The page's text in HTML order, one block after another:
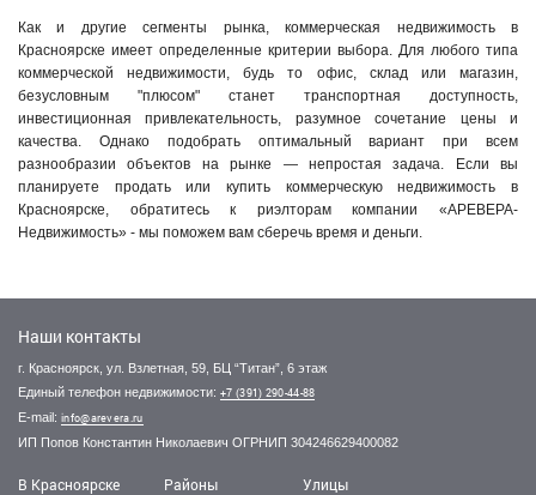
Как и другие сегменты рынка, коммерческая недвижимость в
Красноярске имеет определенные критерии выбора. Для любого типа
коммерческой недвижимости, будь то офис, склад или магазин,
безусловным "плюсом" станет транспортная доступность,
инвестиционная привлекательность, разумное сочетание цены и
качества. Однако подобрать оптимальный вариант при всем
разнообразии объектов на рынке — непростая задача. Если вы
планируете продать или купить коммерческую недвижимость в
Красноярске, обратитесь к риэлторам компании «АРЕВЕРА-
Недвижимость» - мы поможем вам сберечь время и деньги.
Наши контакты
г. Красноярск, ул. Взлетная, 59, БЦ “Титан”, 6 этаж
Единый телефон недвижимости: +7 (391) 290-44-88
E-mail: info@arevera.ru
ИП Попов Константин Николаевич ОГРНИП 304246629400082
В Красноярске Районы Улицы